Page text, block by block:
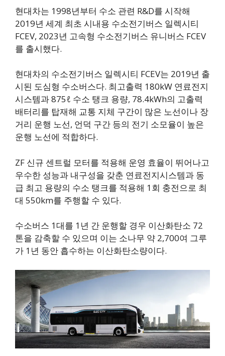
현대차는 1998년부터 수소 관련 R&D를 시작해
2019년 세계 최초 시내용 수소전기버스 일렉시티
FCEV, 2023년 고속형 수소전기버스 유니버스 FCEV
를 출시했다.
현대차의 수소전기버스 일렉시티 FCEV는 2019년 출
시된 도심형 수소버스다. 최고출력 180kW 연료전지
시스템과 875ℓ 수소 탱크 용량, 78.4kWh의 고출력
배터리를 탑재해 교통 지체 구간이 많은 노선이나 장
거리 운행 노선, 언덕 구간 등의 전기 소모율이 높은
운행 노선에 적합하다.
ZF 신규 센트럴 모터를 적용해 운영 효율이 뛰어나고
우수한 성능과 내구성을 갖춘 연료전지시스템과 동
급 최고 용량의 수소 탱크를 적용해 1회 충전으로 최
대 550km를 주행할 수 있다.
수소버스 1대를 1년 간 운행할 경우 이산화탄소 72
톤을 감축할 수 있으며 이는 소나무 약 2,700여 그루
가 1년 동안 흡수하는 이산화탄소량이다.